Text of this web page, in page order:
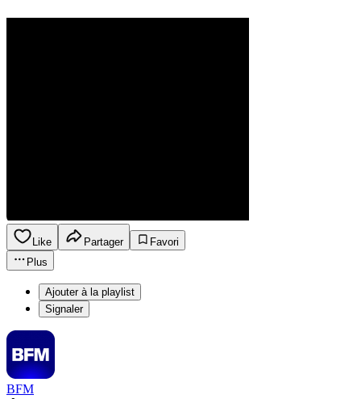
Like Partager
Favori
Plus
Ajouter à la playlist
Signaler
BFM